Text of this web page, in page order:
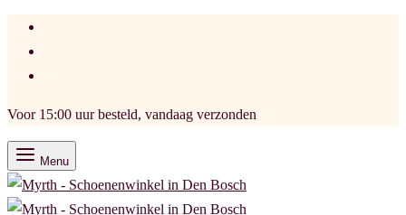
Voor 15:00 uur besteld, vandaag verzonden
Menu